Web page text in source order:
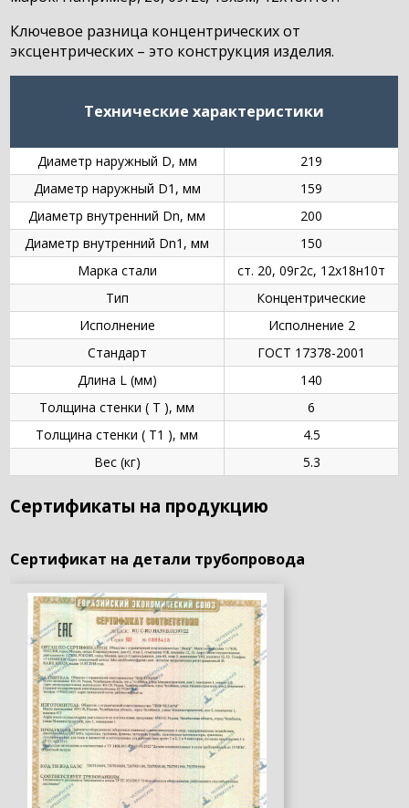
Ключевое разница концентрических от
эксцентрических – это конструкция изделия.
Технические характеристики
Диаметр наружный D, мм
219
Диаметр наружный D1, мм
159
Диаметр внутренний Dn, мм
200
Диаметр внутренний Dn1, мм
150
Марка стали
ст. 20, 09г2с, 12х18н10т
Тип
Концентрические
Исполнение
Исполнение 2
Стандарт
ГОСТ 17378-2001
Длина L (мм)
140
Толщина стенки ( T ), мм
6
Толщина стенки ( T1 ), мм
4.5
Вес (кг)
5.3
Сертификаты на продукцию
Сертификат на детали трубопровода